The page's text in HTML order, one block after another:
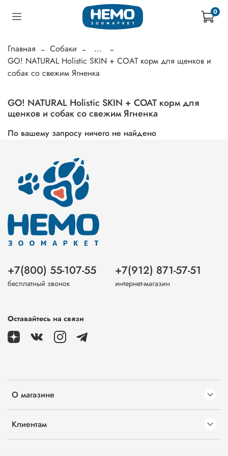
0
Главная Собаки
...
GO! NATURAL Holistic SKIN + COAT корм для щенков и
собак со свежим Ягненка
GO! NATURAL Holistic SKIN + COAT корм для
щенков и собак со свежим Ягненка
По вашему запросу ничего не найдено
О магазине
Клиентам
+7(800) 55-107-55
бесплатный звонок
+7(912) 871-57-51
интернет-магазин
Оставайтесь на связи